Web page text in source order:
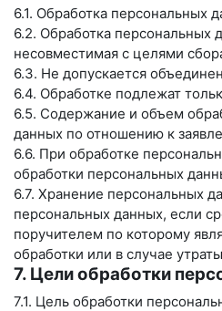
6.1. Обработка персональных
6.2. Обработка персональных
несовместимая с целями
6.3. Не допускается
6.4. Обработке подлежат
6.5. Содержание и объем
данных по отношению к
6.6. При обработке
обработки персональных
6.7. Хранение персональных
персональных данных, если
поручителем по которому
обработки или в случае
7. Цели обработки
7.1. Цель обработки